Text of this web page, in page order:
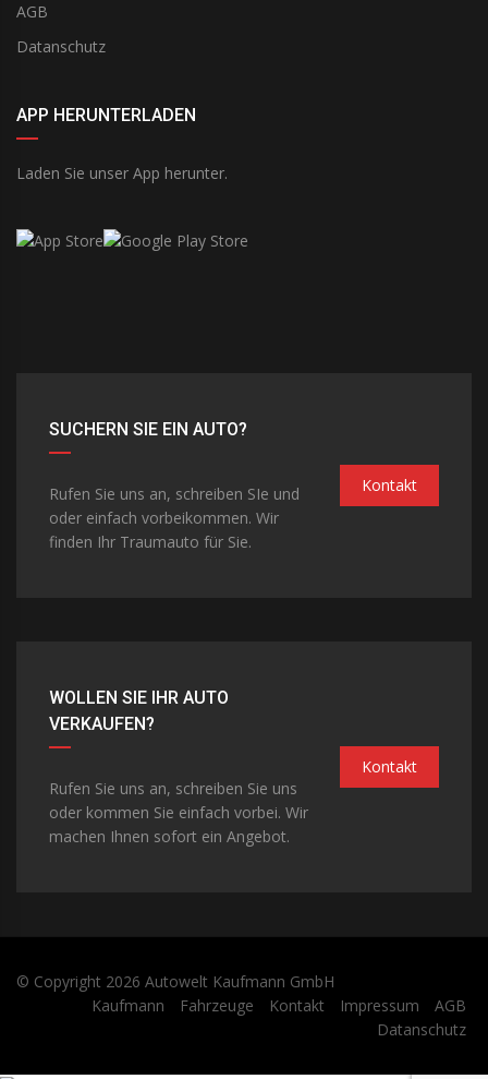
AGB
Datanschutz
APP HERUNTERLADEN
Laden Sie unser App herunter.
SUCHERN SIE EIN AUTO?
Rufen Sie uns an, schreiben SIe und
oder einfach vorbeikommen. Wir
finden Ihr Traumauto für Sie.
Kontakt
WOLLEN SIE IHR AUTO
VERKAUFEN?
Rufen Sie uns an, schreiben Sie uns
oder kommen Sie einfach vorbei. Wir
machen Ihnen sofort ein Angebot.
Kontakt
© Copyright 2026 Autowelt Kaufmann GmbH
Kaufmann
Fahrzeuge Kontakt Impressum
AGB
Datanschutz